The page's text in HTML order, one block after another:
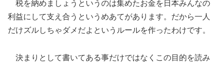
税を納めましょうというのは集めたお金を日本みんなの
利益にして支え合うというめあてがあります。だから一人
だけズルしちゃダメだよというルールを作ったわけです。
決まりとして書いてある事だけではなくこの目的を読み